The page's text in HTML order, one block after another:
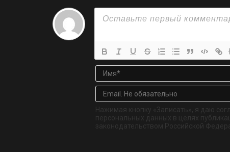
Нажимая кнопку «Записать», я даю
персональных данных в целях
законодательством Российской